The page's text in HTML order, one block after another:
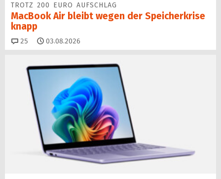
TROTZ 200 EURO AUFSCHLAG
MacBook Air bleibt wegen der Speicherkrise
knapp
25 Kommentare
03.08.2026